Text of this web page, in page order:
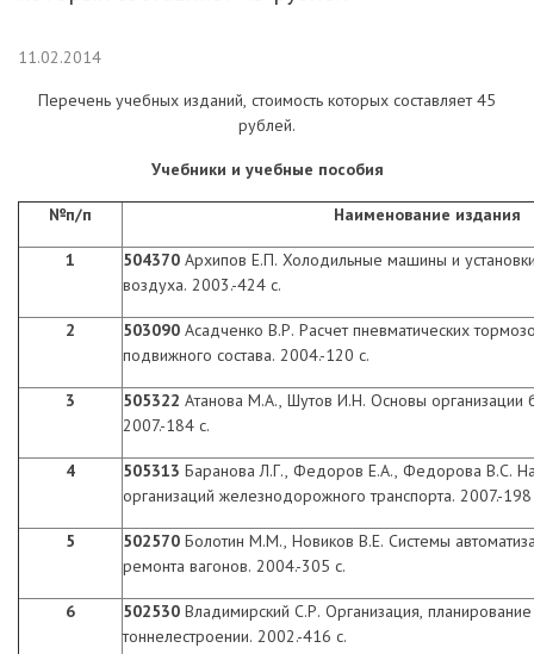
11.02.2014
Перечень учебных изданий, стоимость которых составляет 45
рублей.
Учебники и учебные пособия
№п/п Наименование издания
1 504370 Архипов Е.П. Холодильные машины и
воздуха. 2003.-424 с.
2 503090 Асадченко В.Р. Расчет пневматических
подвижного состава. 2004.-120 с.
3 505322 Атанова М.А., Шутов И.Н. Основы организации
2007.-184 с.
4 505313 Баранова Л.Г., Федоров Е.А., Федорова В.С.
организаций железнодорожного транспорта. 2007.-198
5 502570 Болотин М.М., Новиков В.Е. Системы
ремонта вагонов. 2004.-305 с.
6 502530 Владимирский С.Р. Организация,
тоннелестроении. 2002.-416 с.